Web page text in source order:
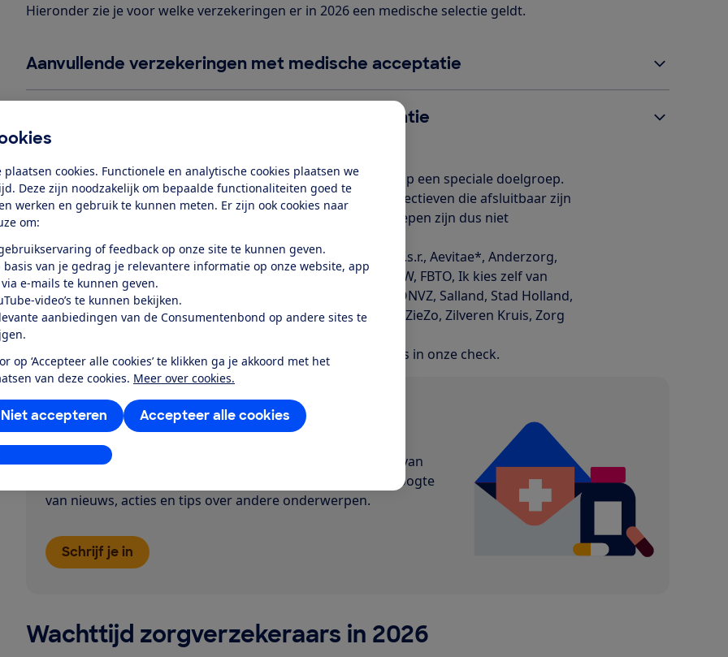
plaatsen cookies. Functionele en analytische cookies plaatsen we
Deze zijn noodzakelijk om bepaalde functionaliteiten goed te
werken en gebruik te kunnen meten. Er zijn ook cookies naar
om:
of feedback op onze site te kunnen geven.
basis van je gedrag je relevantere informatie op onze website, app
e-mails te kunnen geven.
video’s te kunnen bekijken.
aanbiedingen van de Consumentenbond op andere sites te
op ‘Accepteer alle cookies’ te klikken ga je akkoord met het
van deze cookies. Meer over cookies.
Accepteer alle cookies
Niet accepteren
aanpassen
Hieronder zie je voor welke verzekeringen er in 2026 een medische selectie geldt.
Aanvullende verzekeringen met medische acceptatie
Tandartsverzekeringen met medische acceptatie
In onze check staan alleen verzekeraars die zich niet richten op een speciale doelgroep.
En we keken dan alleen naar individuele polissen en open collectieven die afsluitbaar zijn
voor het jaar 2026. Gesloten collectiviteiten voor speciale groepen zijn dus niet
De volgende verzekeraars zijn bij deze check meegenomen: a.s.r., Aevitae*, Anderzorg,
CZ, CZdirect, De christelijke zorgverzekeraar, De Friesland, DSW, FBTO, Ik kies zelf van
a.s.r., Interpolis, Just, Menzis, Nationale-Nederlanden, OHRA, ONVZ, Salland, Stad Holland,
United Consumers, Univé, VGZ, VGZbewuzt, VinkVink, ZEKUR, ZieZo, Zilveren Kruis, Zorg
*Van Aevitae Laef!4 hebben we geen data. Deze ontbreekt dus in onze check.
Het laatste zorgnieuws
Meld je aan voor onze gratis e-mails en blijf op de hoogte van
nieuws over zorgverzekeringen. Én we houden je op de hoogte
van nieuws, acties en tips over andere onderwerpen.
Schrijf je in
Wachttijd zorgverzekeraars in 2026